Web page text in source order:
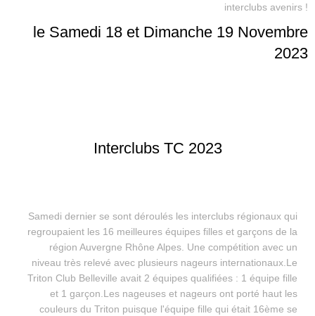
interclubs avenirs !
le Samedi 18 et Dimanche 19 Novembre
2023
Interclubs TC 2023
Samedi dernier se sont déroulés les interclubs régionaux qui
regroupaient les 16 meilleures équipes filles et garçons de la
région Auvergne Rhône Alpes. Une compétition avec un
niveau très relevé avec plusieurs nageurs internationaux.Le
Triton Club Belleville avait 2 équipes qualifiées : 1 équipe fille
et 1 garçon.Les nageuses et nageurs ont porté haut les
couleurs du Triton puisque l'équipe fille qui était 16ème se